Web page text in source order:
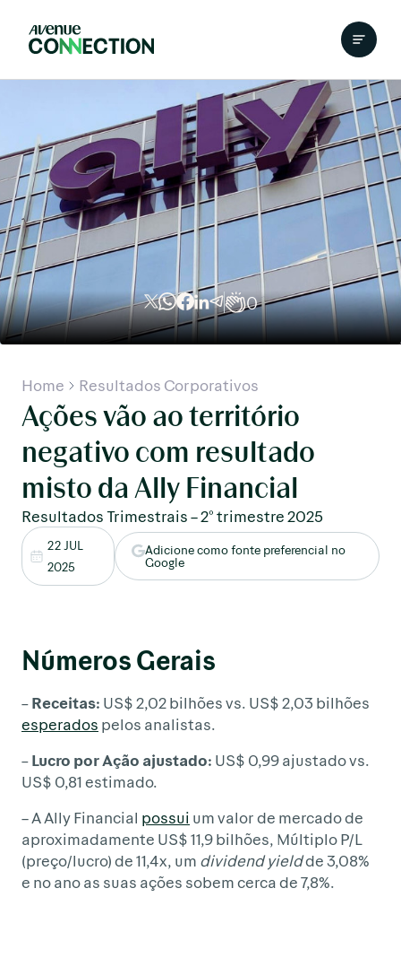
0
Home Resultados Corporativos
Ações vão ao território
negativo com resultado
misto da Ally Financial
Resultados Trimestrais – 2° trimestre 2025
22 JUL
2025
Adicione como fonte preferencial no
Google
Números Gerais
– Receitas: US$ 2,02 bilhões vs. US$ 2,03 bilhões
esperados pelos analistas.
– Lucro por Ação ajustado: US$ 0,99 ajustado vs.
US$ 0,81 estimado.
– A Ally Financial possui um valor de mercado de
aproximadamente US$ 11,9 bilhões, Múltiplo P/L
(preço/lucro) de 11,4x, um dividend yieldde 3,08%
e no ano as suas ações sobem cerca de 7,8%.